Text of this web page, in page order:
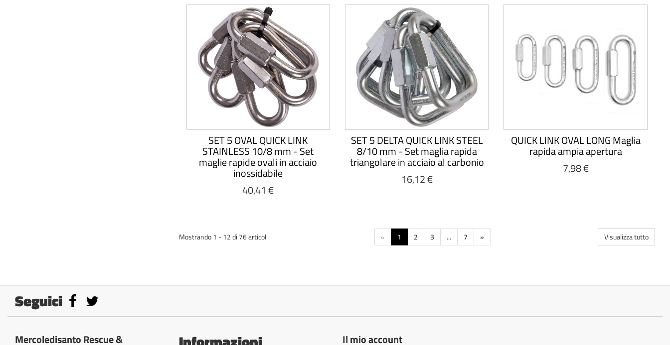
SET 5 OVAL QUICK LINK
STAINLESS 10/8 mm - Set
maglie rapide ovali in acciaio
inossidabile
40,41 €
SET 5 DELTA QUICK LINK STEEL
8/10 mm - Set maglia rapida
triangolare in acciaio al carbonio
16,12 €
QUICK LINK OVAL LONG Maglia
rapida ampia apertura
7,98 €
« 1 2 3 ... 7 » Visualizza tutto
Mostrando 1 - 12 di 76 articoli
Seguici
Mercoledisanto Rescue & Il mio account